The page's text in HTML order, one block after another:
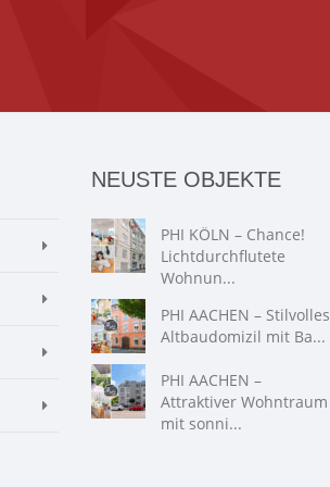
NEUSTE OBJEKTE
PHI KÖLN – Chance!
Lichtdurchflutete
Wohnun...
PHI AACHEN – Stilvolles
Altbaudomizil mit Ba...
PHI AACHEN –
Attraktiver Wohntraum
mit sonni...